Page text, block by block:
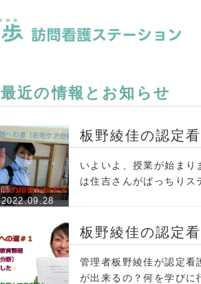
最近の情報とお知らせ
2022.09.28
板野綾佳の認定
いよいよ、授業が始まり
は住吉さんがばっちりス
板野綾佳の認定
管理者板野綾佳が認定看
が出来るの？何を学びに